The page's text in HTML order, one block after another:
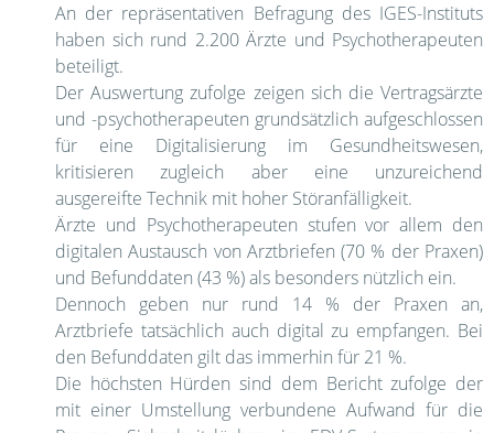
An der repräsentativen Befragung des IGES-Instituts
haben sich rund 2.200 Ärzte und Psychotherapeuten
beteiligt.
Der Auswertung zufolge zeigen sich die Vertragsärzte
und -psychotherapeuten grundsätzlich aufgeschlossen
für eine Digitalisierung im Gesundheitswesen,
kritisieren zugleich aber eine unzureichend
ausgereifte Technik mit hoher Störanfälligkeit.
Ärzte und Psychotherapeuten stufen vor allem den
digitalen Austausch von Arztbriefen (70 % der Praxen)
und Befunddaten (43 %) als besonders nützlich ein.
Dennoch geben nur rund 14 % der Praxen an,
Arztbriefe tatsächlich auch digital zu empfangen. Bei
den Befunddaten gilt das immerhin für 21 %.
Die höchsten Hürden sind dem Bericht zufolge der
mit einer Umstellung verbundene Aufwand für die